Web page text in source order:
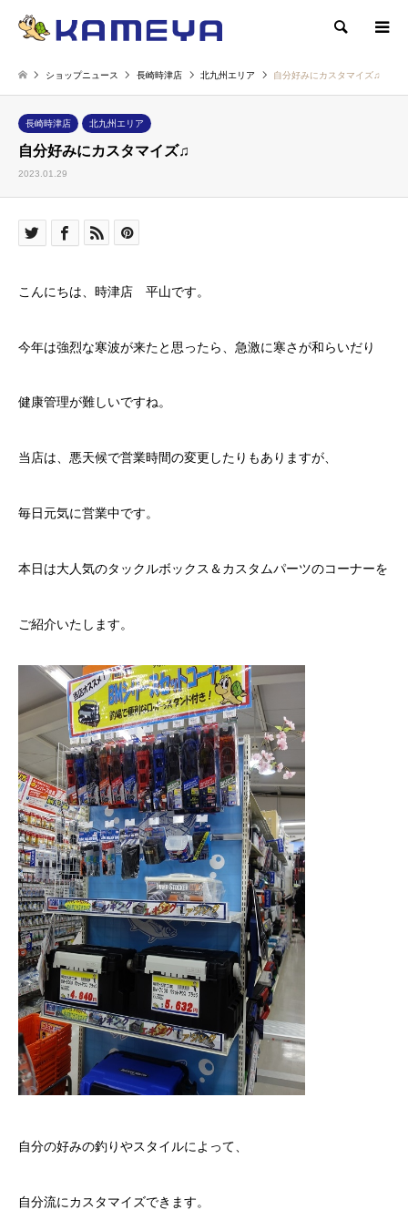
検索
ショップニュース 長崎時津店 北九州エリア 自分好みにカスタマイズ♫
長崎時津店 北九州エリア
自分好みにカスタマイズ♫
2023.01.29
こんにちは、時津店 平山です。
今年は強烈な寒波が来たと思ったら、急激に寒さが和らいだり
健康管理が難しいですね。
当店は、悪天候で営業時間の変更したりもありますが、
毎日元気に営業中です。
本日は大人気のタックルボックス＆カスタムパーツのコーナーを
ご紹介いたします。
自分の好みの釣りやスタイルによって、
自分流にカスタマイズできます。